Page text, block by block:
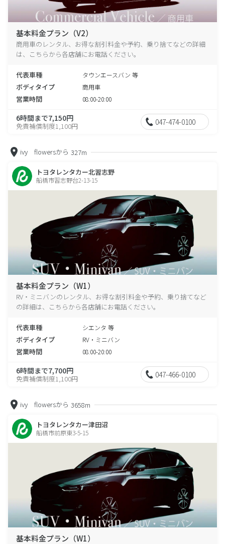
基本料金プラン（V2）
商用車のレンタル、お得な割引料金や予約、乗り捨てなどの詳細
は、こちらから各店舗にお電話ください。
代表車種 タウンエースバン 等
ボディタイプ 商用車
営業時間 08:00-20:00
6時間まで7,150円
免責補償制度1,100円 047-474-0100
ivy flowersから 327m
トヨタレンタカー北習志野
船橋市習志野台2-13-15
基本料金プラン（W1）
RV・ミニバンのレンタル、お得な割引料金や予約、乗り捨てなど
の詳細は、こちらから各店舗にお電話ください。
代表車種 シエンタ 等
ボディタイプ RV・ミニバン
営業時間 08:00-20:00
6時間まで7,700円
免責補償制度1,100円 047-466-0100
ivy flowersから 3658m
トヨタレンタカー津田沼
船橋市前原東3-5-15
基本料金プラン（W1）